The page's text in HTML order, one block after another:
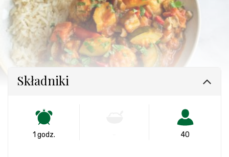
Składniki
1 godz. 40